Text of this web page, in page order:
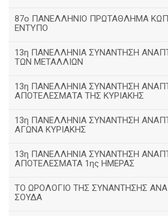
87ο ΠΑΝΕΛΛΗΝΙΟ ΠΡΩΤΑΘΛΗΜΑ
ΕΝΤΥΠΟ
13η ΠΑΝΕΛΛΗΝΙΑ ΣΥΝΑΝΤΗΣΗ
ΤΩΝ ΜΕΤΑΛΛΙΩΝ
13η ΠΑΝΕΛΛΗΝΙΑ ΣΥΝΑΝΤΗΣΗ
ΑΠΟΤΕΛΕΣΜΑΤΑ ΤΗΣ ΚΥΡΙΑΚΗΣ
13η ΠΑΝΕΛΛΗΝΙΑ ΣΥΝΑΝΤΗΣΗ
ΑΓΩΝΑ ΚΥΡΙΑΚΗΣ
13η ΠΑΝΕΛΛΗΝΙΑ ΣΥΝΑΝΤΗΣΗ
ΑΠΟΤΕΛΕΣΜΑΤΑ 1ης ΗΜΕΡΑΣ
ΤΟ ΩΡΟΛΟΓΙΟ ΤΗΣ ΣΥΝΑΝΤΗΣΗΣ
ΣΟΥΔΑ